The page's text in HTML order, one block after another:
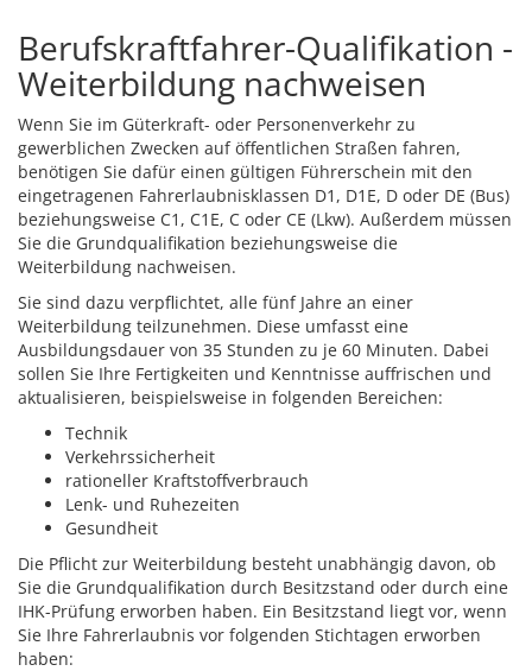
Berufskraftfahrer-Qualifikation -
Weiterbildung nachweisen
Wenn Sie im Güterkraft- oder Personenverkehr zu
gewerblichen Zwecken auf öffentlichen Straßen fahren,
benötigen Sie dafür einen gültigen Führerschein mit den
eingetragenen Fahrerlaubnisklassen D1, D1E, D oder DE (Bus)
beziehungsweise C1, C1E, C oder CE (Lkw). Außerdem müssen
Sie die Grundqualifikation beziehungsweise die
Weiterbildung nachweisen.
Sie sind dazu verpflichtet, alle fünf Jahre an einer
Weiterbildung teilzunehmen. Diese umfasst eine
Ausbildungsdauer von 35 Stunden zu je 60 Minuten. Dabei
sollen Sie Ihre Fertigkeiten und Kenntnisse auffrischen und
aktualisieren, beispielsweise in folgenden Bereichen:
Technik
Verkehrssicherheit
rationeller Kraftstoffverbrauch
Lenk- und Ruhezeiten
Gesundheit
Die Pflicht zur Weiterbildung besteht unabhängig davon, ob
Sie die Grundqualifikation durch Besitzstand oder durch eine
IHK-Prüfung erworben haben. Ein Besitzstand liegt vor, wenn
Sie Ihre Fahrerlaubnis vor folgenden Stichtagen erworben
haben: